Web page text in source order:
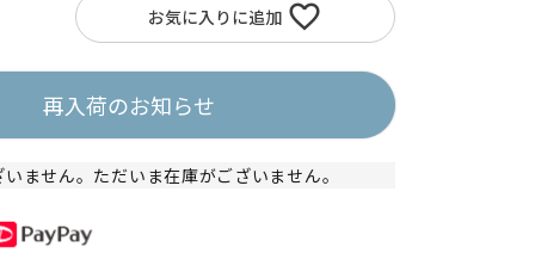
お気に入りに追加
再入荷のお知らせ
ません。ただいま在庫がございません。